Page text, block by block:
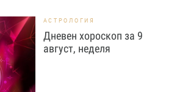
АСТРОЛОГИЯ
Дневен хороскоп за 9
август, неделя